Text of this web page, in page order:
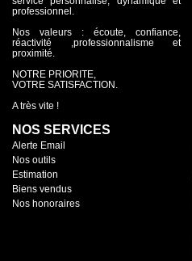
professionnel.
Nos valeurs : écoute, confiance,
réactivité ,professionnalisme et
proximité.
NOTRE PRIORITE,
VOTRE SATISFACTION.
A très vite !
NOS SERVICES
Alerte Email
Nos outils
Estimation
Biens vendus
Nos honoraires